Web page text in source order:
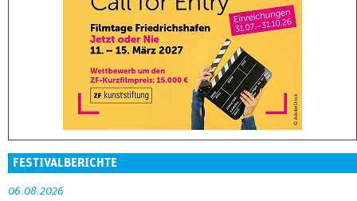
FESTIVALBERICHTE
06.08.2026